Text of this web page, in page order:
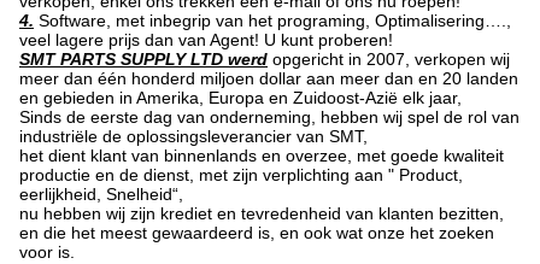
4. Software, met inbegrip van het programing, Optimalisering….,
veel lagere prijs dan van Agent! U kunt proberen!
SMT PARTS SUPPLY LTD werd opgericht in 2007, verkopen wij
meer dan één honderd miljoen dollar aan meer dan en 20 landen
en gebieden in Amerika, Europa en Zuidoost-Azië elk jaar,
Sinds de eerste dag van onderneming, hebben wij spel de rol van
industriële de oplossingsleverancier van SMT,
het dient klant van binnenlands en overzee, met goede kwaliteit
productie en de dienst, met zijn verplichting aan " Product,
eerlijkheid, Snelheid“,
nu hebben wij zijn krediet en tevredenheid van klanten bezitten,
en die het meest gewaardeerd is, en ook wat onze het zoeken
voor is.